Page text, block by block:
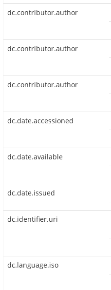
dc.contributor.author
dc.contributor.author
dc.contributor.author
dc.date.accessioned
dc.date.available
dc.date.issued
dc.identifier.uri
dc.language.iso